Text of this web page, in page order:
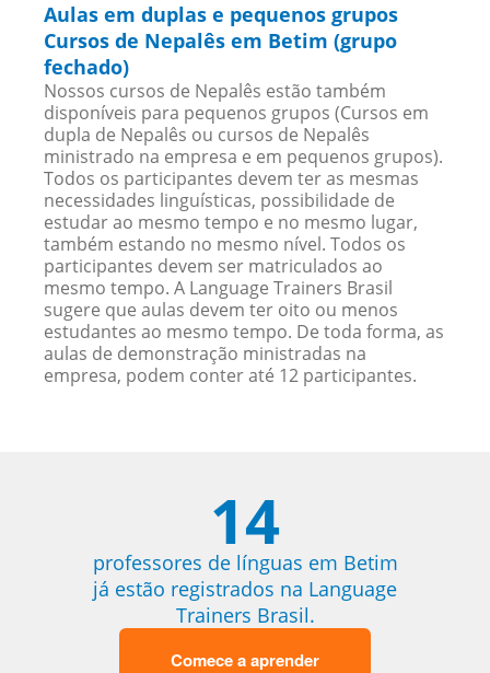
Aulas em duplas e pequenos grupos
Cursos de Nepalês em Betim (grupo
fechado)
Nossos cursos de Nepalês estão também
disponíveis para pequenos grupos (Cursos em
dupla de Nepalês ou cursos de Nepalês
ministrado na empresa e em pequenos grupos).
Todos os participantes devem ter as mesmas
necessidades linguísticas, possibilidade de
estudar ao mesmo tempo e no mesmo lugar,
também estando no mesmo nível. Todos os
participantes devem ser matriculados ao
mesmo tempo. A Language Trainers Brasil
sugere que aulas devem ter oito ou menos
estudantes ao mesmo tempo. De toda forma, as
aulas de demonstração ministradas na
empresa, podem conter até 12 participantes.
14
professores de línguas em Betim
já estão registrados na Language
Trainers Brasil.
Comece a aprender